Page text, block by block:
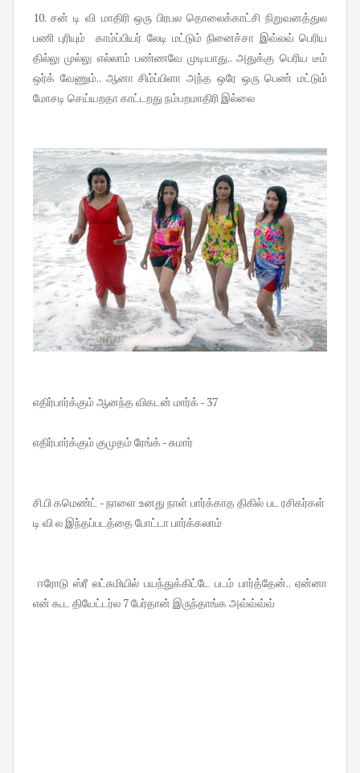
10. சன் டி வி மாதிரி ஒரு பிரபல தொலைக்காட்சி நிறுவனத்துல
பணி புரியும் காம்ப்பியர் லேடி மட்டும் நினைச்சா இவ்லவ் பெரிய
தில்லு முல்லு எல்லாம் பண்ணவே முடியாது.. அதுக்கு பெரிய டீம்
ஒர்க் வேணும்.. ஆனா சிம்ப்பிளா அந்த ஒரே ஒரு பெண் மட்டும்
மோசடி செய்யறதா காட்டறது நம்பறமாதிரி இல்லை
எதிர்பார்க்கும் ஆனந்த விகடன் மார்க் - 37
எதிர்பார்க்கும் குமுதம் ரேங்க் - சுமார்
சி.பி கமெண்ட் - நாளை உனது நாள் பார்க்காத திகில் பட ரசிகர்கள்
டி வி ல இந்தப்படத்தை போட்டா பார்க்கலாம்
ஈரோடு ஸ்ரீ லட்சுமியில் பயந்துக்கிட்டே படம் பார்த்தேன்.. ஏன்னா
என் கூட தியேட்டர்ல 7 பேர்தான் இருந்தாங்க அவ்வ்வ்வ்